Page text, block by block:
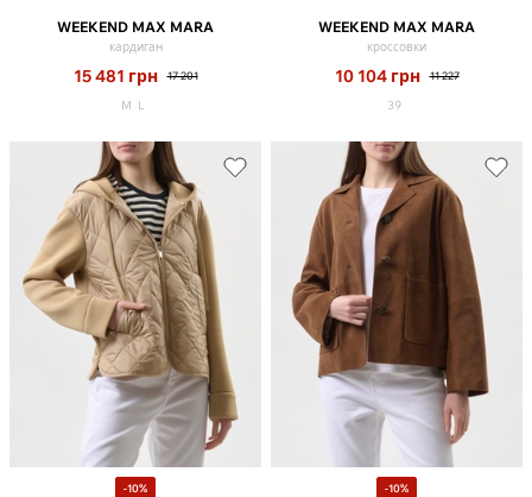
WEEKEND MAX MARA
кардиган
15 481 грн 17 201
M L
WEEKEND MAX MARA
кроссовки
10 104 грн 11 227
39
-10% -10%